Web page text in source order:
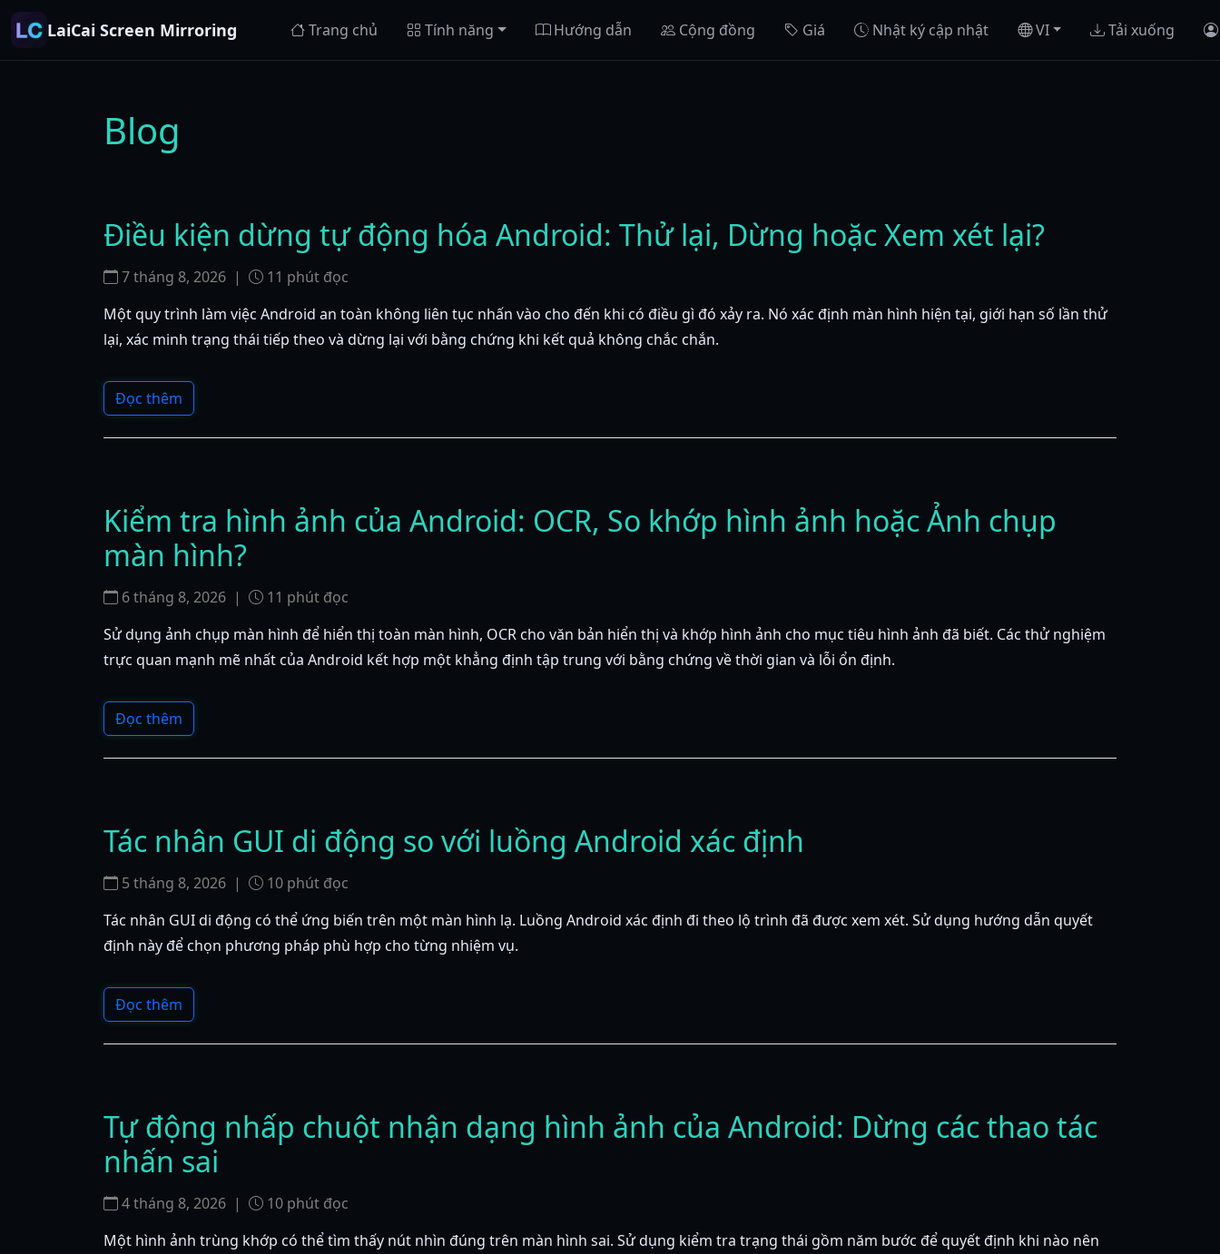
LaiCai Screen Mirroring Trang chủ Tính năng Hướng dẫn Cộng đồng Giá Nhật ký cập nhật VI Tải xuống
Blog
Điều kiện dừng tự động hóa Android: Thử lại, Dừng hoặc Xem xét lại?
7 tháng 8, 2026 | 11 phút đọc
Một quy trình làm việc Android an toàn không liên tục nhấn vào cho đến khi có điều gì đó xảy ra. Nó xác định màn hình hiện tại, giới hạn số lần thử
lại, xác minh trạng thái tiếp theo và dừng lại với bằng chứng khi kết quả không chắc chắn.
Đọc thêm
Kiểm tra hình ảnh của Android: OCR, So khớp hình ảnh hoặc Ảnh chụp
màn hình?
6 tháng 8, 2026 | 11 phút đọc
Sử dụng ảnh chụp màn hình để hiển thị toàn màn hình, OCR cho văn bản hiển thị và khớp hình ảnh cho mục tiêu hình ảnh đã biết. Các thử nghiệm
trực quan mạnh mẽ nhất của Android kết hợp một khẳng định tập trung với bằng chứng về thời gian và lỗi ổn định.
Đọc thêm
Tác nhân GUI di động so với luồng Android xác định
5 tháng 8, 2026 | 10 phút đọc
Tác nhân GUI di động có thể ứng biến trên một màn hình lạ. Luồng Android xác định đi theo lộ trình đã được xem xét. Sử dụng hướng dẫn quyết
định này để chọn phương pháp phù hợp cho từng nhiệm vụ.
Đọc thêm
Tự động nhấp chuột nhận dạng hình ảnh của Android: Dừng các thao tác
nhấn sai
4 tháng 8, 2026 | 10 phút đọc
Một hình ảnh trùng khớp có thể tìm thấy nút nhìn đúng trên màn hình sai. Sử dụng kiểm tra trạng thái gồm năm bước để quyết định khi nào nên